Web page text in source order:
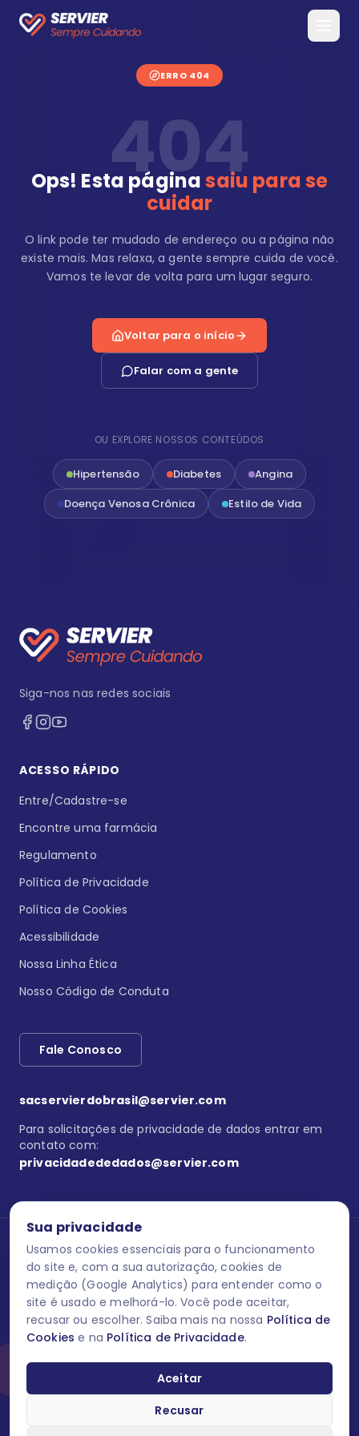
Sua privacidade
Usamos cookies essenciais para o funcionamento
do site e, com a sua autorização, cookies de
medição (Google Analytics) para entender como o
site é usado e melhorá-lo. Você pode aceitar,
recusar ou escolher. Saiba mais na nossa Política de
Cookies e na Política de Privacidade.
Aceitar
Recusar
ERRO 404
404
Ops! Esta páginasaiu para se
cuidar
O link pode ter mudado de endereço ou a página não
existe mais. Mas relaxa, a gente sempre cuida de você.
Vamos te levar de volta para um lugar seguro.
Voltar para o início
Falar com a gente
OU EXPLORE NOSSOS CONTEÚDOS
Hipertensão Diabetes
Angina
Doença Venosa Crônica
Estilo de Vida
Siga-nos nas redes sociais
ACESSO RÁPIDO
Entre/Cadastre-se
Encontre uma farmácia
Regulamento
Política de Privacidade
Política de Cookies
Acessibilidade
Nossa Linha Ética
Nosso Código de Conduta
Fale Conosco
sacservierdobrasil@servier.com
Para solicitações de privacidade de dados entrar em
contato com:
privacidadededados@servier.com
Se estiver no programa semprecuidando, comunique aquiuma
reação adversa com os produtos Servier. Este site contém
informações para o público leigo e para os profissionais de saúde
do Brasil habilitados a prescrever medicamentos. M-AS ONE-BR-
202606-00013 / Agosto 2026.
O laboratório Servier do Brasil respeita os seus dados! Caso deseje
dados pessoais você pode fazê-lo a qualquer momento entrando
em contato através do site www.semprecuidando.com.br na opção
fale conosco.